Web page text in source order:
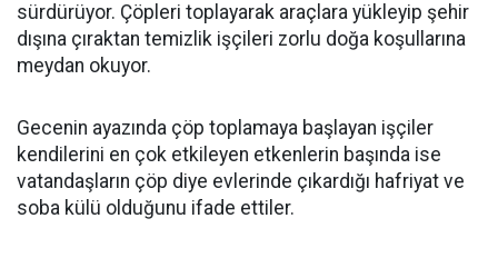
sürdürüyor. Çöpleri toplayarak araçlara yükleyip şehir
dışına çıraktan temizlik işçileri zorlu doğa koşullarına
meydan okuyor.
Gecenin ayazında çöp toplamaya başlayan işçiler
kendilerini en çok etkileyen etkenlerin başında ise
vatandaşların çöp diye evlerinde çıkardığı hafriyat ve
soba külü olduğunu ifade ettiler.